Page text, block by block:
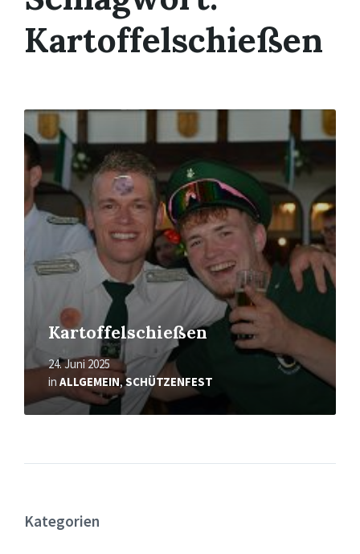
Kartoffelschießen
Kartoffelschießen
24. Juni 2025
in ALLGEMEIN,SCHÜTZENFEST
Mehr
erfahren
Kategorien